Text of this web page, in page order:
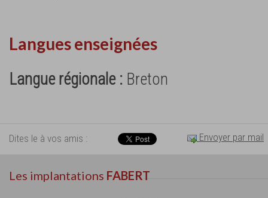
Langues enseignées
Langue régionale : Breton
Dites le à vos amis : Envoyer par mail
Les implantations FABERT